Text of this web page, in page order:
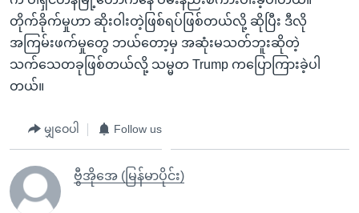
တိုက်ခိုက်မှုဟာ ဆိုးဝါးတဲ့ဖြစ်ရပ်ဖြစ်တယ်လို့ ဆိုပြီး ဒီလို
အကြမ်းဖက်မှုတွေ ဘယ်တော့မှ အဆုံးမသတ်ဘူးဆိုတဲ့
သက်သေတခုဖြစ်တယ်လို့ သမ္မတ Trump ကပြောကြားခဲ့ပါ
တယ်။
မျှဝေပါ Follow us
ဗွီအိုအေ (မြန်မာပိုင်း)